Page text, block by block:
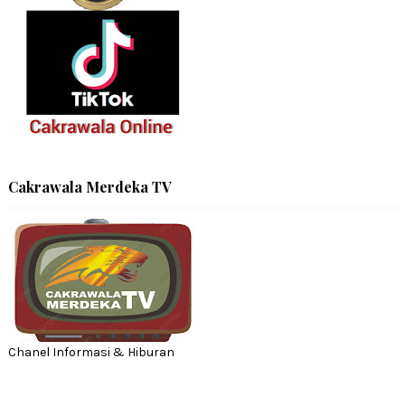
Cakrawala Merdeka TV
Chanel Informasi & Hiburan